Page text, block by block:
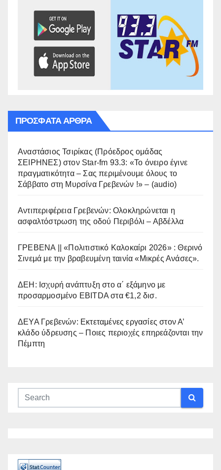
ΠΡΌΣΦΑΤΑ ΆΡΘΡΑ
Αναστάσιος Τσιρίκας (Πρόεδρος ομάδας
ΣΕΙΡΗΝΕΣ) στον Star-fm 93.3: «Το όνειρο έγινε
πραγματικότητα – Σας περιμένουμε όλους το
Σάββατο στη Μυρσίνα Γρεβενών !» – (audio)
Αντιπεριφέρεια Γρεβενών: Ολοκληρώνεται η
ασφαλτόστρωση της οδού Περιβόλι – Αβδέλλα
ΓΡΕΒΕΝΑ || «Πολιτιστικό Καλοκαίρι 2026» : Θερινό
Σινεμά με την βραβευμένη ταινία «Μικρές Ανάσες».
ΔΕΗ: Ισχυρή ανάπτυξη στο α΄ εξάμηνο με
προσαρμοσμένο EBITDA στα €1,2 δισ.
ΔΕΥΑ Γρεβενών: Εκτεταμένες εργασίες στον Α’
κλάδο ύδρευσης – Ποιες περιοχές επηρεάζονται την
Πέμπτη